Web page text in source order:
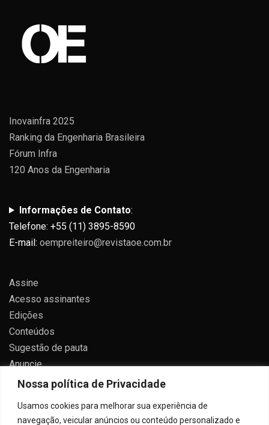
Nossa política de Privacidade
Usamos cookies para melhorar sua experiência de
navegação, veicular anúncios ou conteúdo personalizado e
Inovainfra 2025
Ranking da Engenharia Brasileira
Fórum Infra
120 Anos da Engenharia
Informações de Contato:
Telefone: +55 (11) 3895-8590
E-mail: oempreiteiro@revistaoe.com.br
Assine
Acesso assinantes
Edições
Conteúdos
Sugestão de pauta
Anuncie
Contato